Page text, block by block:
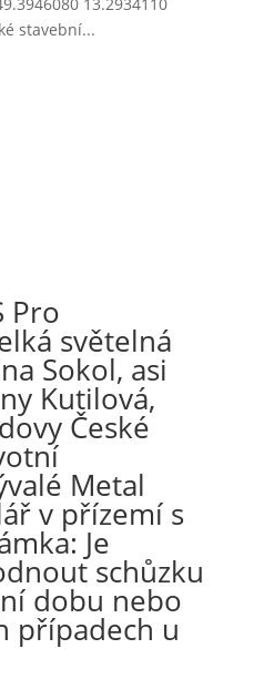
stavební...
Pro
světelná
Sokol, asi
Kutilová,
České
Metal
v přízemí s
Je
schůzku
dobu nebo
případech u